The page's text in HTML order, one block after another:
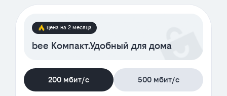
тарифы
цена на 2 месяца
bee Компакт.Удобный для дома
200 мбит/с 500 мбит/с